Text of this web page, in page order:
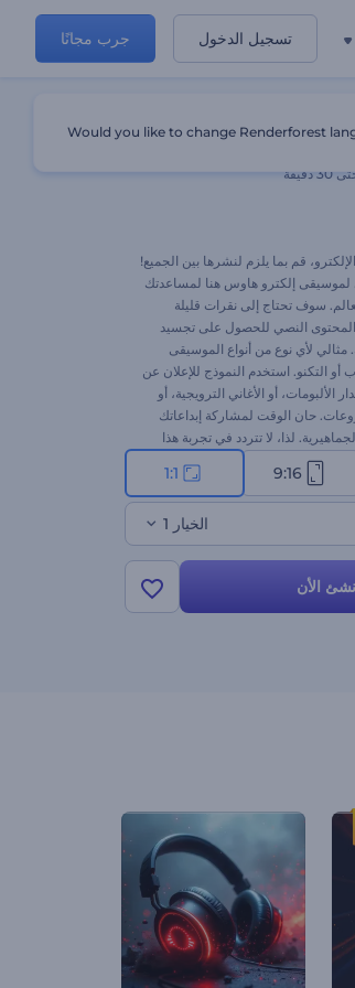
تسجيل الدخول جرب مجانًا
30 دقيقة
قم بما يلزم لنشرها بين الجميع!
لموسيقى إلكترو هاوس هنا لمساعدتك
سوف تحتاج إلى نقرات قليلة
المحتوى النصي للحصول على تجسيد
لأي نوع من أنواع الموسيقى
أو التكنو. استخدم النموذج للإعلان عن
الألبومات، أو الأغاني الترويجية، أو
حان الوقت لمشاركة إبداعاتك
لذا، لا تتردد في تجربة هذا
9:16
1:1
الخيار 1
الأن
Would you like to change Renderforest